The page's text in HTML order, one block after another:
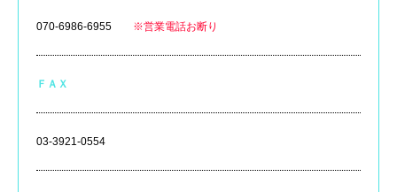
070-6986-6955 ※営業電話お断り
ＦＡＸ
03-3921-0554